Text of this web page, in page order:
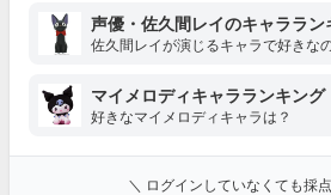
声優・佐久間レイのキャララン
佐久間レイが演じるキャラで好きな
マイメロディキャラランキング
好きなマイメロディキャラは？
＼ ログインしていなくても採